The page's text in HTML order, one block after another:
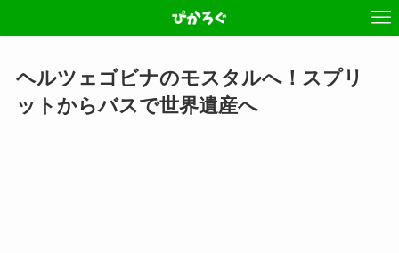
ヘルツェゴビナのモスタルへ！スプリ
ットからバスで世界遺産へ